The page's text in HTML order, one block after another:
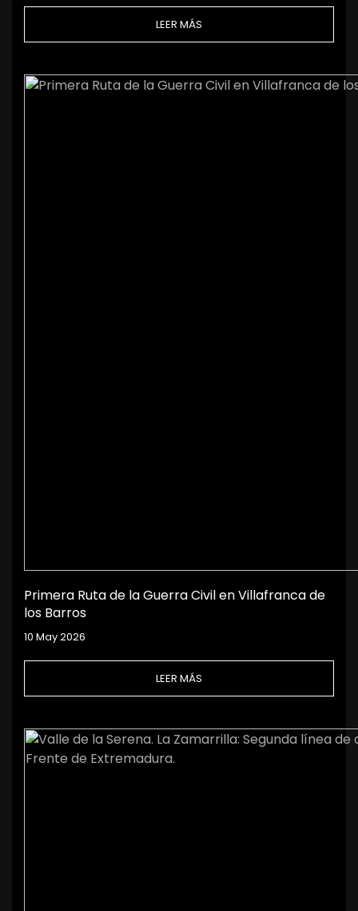
LEER MÁS
Primera Ruta de la Guerra Civil en Villafranca de
los Barros
10 May 2026
LEER MÁS